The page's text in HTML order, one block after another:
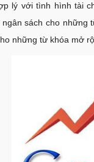
lý với tình hình tài
sách cho
những từ khóa mở